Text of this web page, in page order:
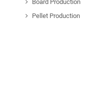
Board Production
Pellet Production